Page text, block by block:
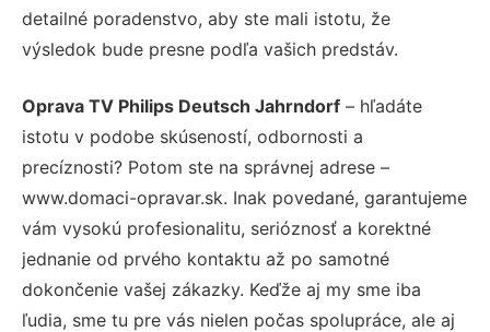
detailné poradenstvo, aby ste mali istotu, že
výsledok bude presne podľa vašich predstáv.
Oprava TV Philips Deutsch Jahrndorf – hľadáte
istotu v podobe skúseností, odbornosti a
precíznosti? Potom ste na správnej adrese –
www.domaci-opravar.sk. Inak povedané, garantujeme
vám vysokú profesionalitu, serióznosť a korektné
jednanie od prvého kontaktu až po samotné
dokončenie vašej zákazky. Keďže aj my sme iba
ľudia, sme tu pre vás nielen počas spolupráce, ale aj